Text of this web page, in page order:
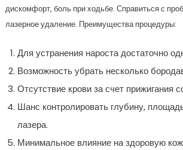
дискомфорт, боль при ходьбе. Справиться с
лазерное удаление. Преимущества процедуры:
Для устранения нароста достаточно
Возможность убрать несколько
Отсутствие крови за счет прижигания
Шанс контролировать глубину,
лазера.
Минимальное влияние на здоровую